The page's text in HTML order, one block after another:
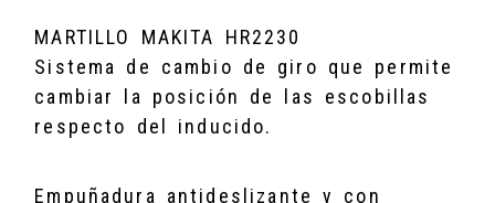
MARTILLO MAKITA HR2230
Sistema de cambio de giro que permite
cambiar la posición de las escobillas
respecto del inducido.
Empuñadura antideslizante y con